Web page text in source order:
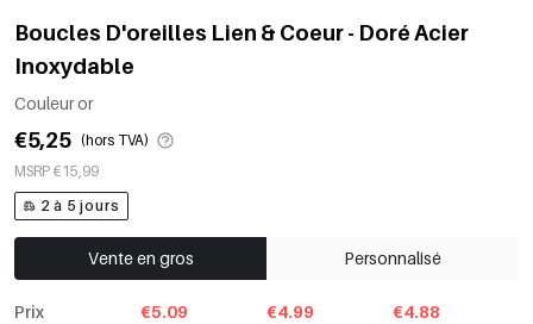
Boucles D'oreilles Lien & Coeur - Doré Acier
Inoxydable
Couleur or
€5,25 (hors TVA)
MSRP €15,99
2 à 5 jours
Vente en gros Personnalisé
Prix
€5.09 €4.99 €4.88